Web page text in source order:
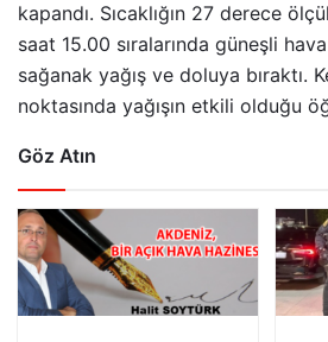
kapandı. Sıcaklığın 27 derece
saat 15.00 sıralarında güneşli
sağanak yağış ve doluya bıraktı.
noktasında yağışın etkili olduğu
Göz Atın